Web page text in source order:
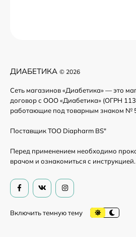
ДИАБЕТИКА © 2026
Сеть магазинов «Диабетика» — это
договор с ООО «Диабетика» (ОГРН
работающие под товарным знаком №
Поставщик ТОО Diapharm BS"
Перед применением необходимо
врачом и ознакомиться с инструкцией.